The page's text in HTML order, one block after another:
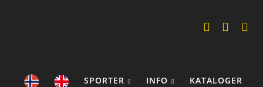
SPORTER INFO KATALOGER